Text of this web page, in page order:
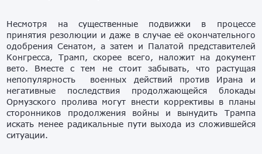
Несмотря на существенные подвижки в процессе
принятия резолюции и даже в случае её окончательного
одобрения Сенатом, а затем и Палатой представителей
Конгресса, Трамп, скорее всего, наложит на документ
вето. Вместе с тем не стоит забывать, что растущая
непопулярность военных действий против Ирана и
негативные последствия продолжающейся блокады
Ормузского пролива могут внести коррективы в планы
сторонников продолжения войны и вынудить Трампа
искать менее радикальные пути выхода из сложившейся
ситуации.